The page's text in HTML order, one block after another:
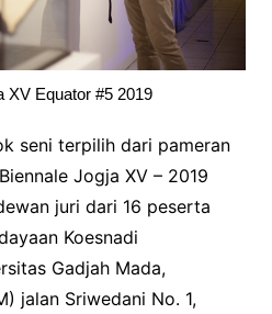
XV Equator #5 2019
seni terpilih dari pameran
Jogja XV – 2019
juri dari 16 peserta
Koesnadi
Gadjah Mada,
jalan Sriwedani No. 1,